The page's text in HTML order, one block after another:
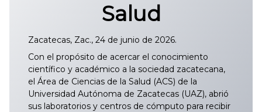
Salud
Zacatecas, Zac., 24 de junio de 2026.
Con el propósito de acercar el conocimiento
científico y académico a la sociedad zacatecana,
el Área de Ciencias de la Salud (ACS) de la
Universidad Autónoma de Zacatecas (UAZ), abrió
sus laboratorios y centros de cómputo para recibir